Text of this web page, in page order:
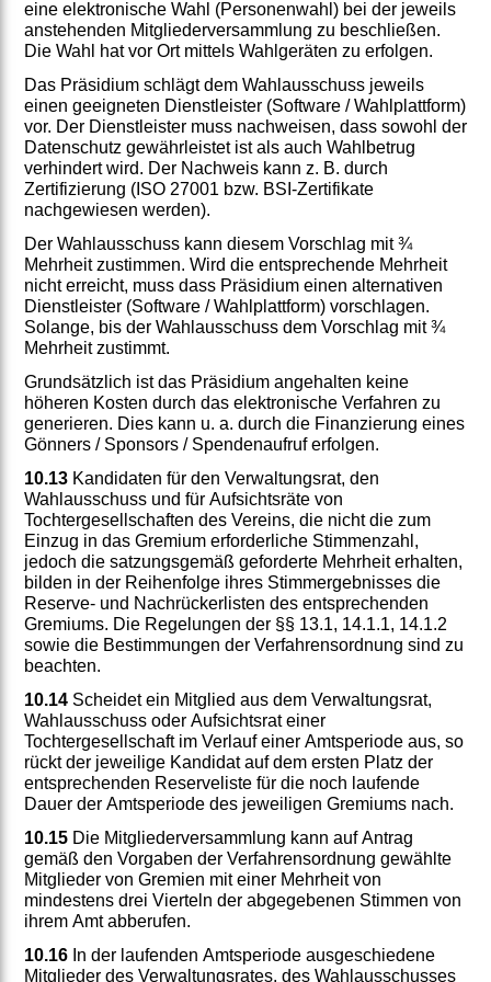
eine elektronische Wahl (Personenwahl) bei der jeweils
anstehenden Mitgliederversammlung zu beschließen.
Die Wahl hat vor Ort mittels Wahlgeräten zu erfolgen.
Das Präsidium schlägt dem Wahlausschuss jeweils
einen geeigneten Dienstleister (Software / Wahlplattform)
vor. Der Dienstleister muss nachweisen, dass sowohl der
Datenschutz gewährleistet ist als auch Wahlbetrug
verhindert wird. Der Nachweis kann z. B. durch
Zertifizierung (ISO 27001 bzw. BSI-Zertifikate
nachgewiesen werden).
Der Wahlausschuss kann diesem Vorschlag mit ¾
Mehrheit zustimmen. Wird die entsprechende Mehrheit
nicht erreicht, muss dass Präsidium einen alternativen
Dienstleister (Software / Wahlplattform) vorschlagen.
Solange, bis der Wahlausschuss dem Vorschlag mit ¾
Mehrheit zustimmt.
Grundsätzlich ist das Präsidium angehalten keine
höheren Kosten durch das elektronische Verfahren zu
generieren. Dies kann u. a. durch die Finanzierung eines
Gönners / Sponsors / Spendenaufruf erfolgen.
10.13 Kandidaten für den Verwaltungsrat, den
Wahlausschuss und für Aufsichtsräte von
Tochtergesellschaften des Vereins, die nicht die zum
Einzug in das Gremium erforderliche Stimmenzahl,
jedoch die satzungsgemäß geforderte Mehrheit erhalten,
bilden in der Reihenfolge ihres Stimmergebnisses die
Reserve- und Nachrückerlisten des entsprechenden
Gremiums. Die Regelungen der §§ 13.1, 14.1.1, 14.1.2
sowie die Bestimmungen der Verfahrensordnung sind zu
beachten.
10.14 Scheidet ein Mitglied aus dem Verwaltungsrat,
Wahlausschuss oder Aufsichtsrat einer
Tochtergesellschaft im Verlauf einer Amtsperiode aus, so
rückt der jeweilige Kandidat auf dem ersten Platz der
entsprechenden Reserveliste für die noch laufende
Dauer der Amtsperiode des jeweiligen Gremiums nach.
10.15 Die Mitgliederversammlung kann auf Antrag
gemäß den Vorgaben der Verfahrensordnung gewählte
Mitglieder von Gremien mit einer Mehrheit von
mindestens drei Vierteln der abgegebenen Stimmen von
ihrem Amt abberufen.
10.16 In der laufenden Amtsperiode ausgeschiedene
Mitglieder des Verwaltungsrates, des Wahlausschusses